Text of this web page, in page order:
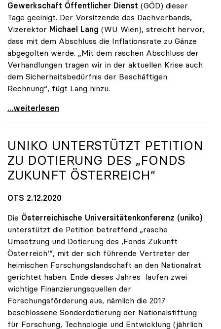
Gewerkschaft Öffentlicher Dienst (GÖD) dieser
Tage geeinigt. Der Vorsitzende des Dachverbands,
Vizerektor Michael Lang (WU Wien), streicht hervor,
dass mit dem Abschluss die Inflationsrate zu Gänze
abgegolten werde. „Mit dem raschen Abschluss der
Verhandlungen tragen wir in der aktuellen Krise auch
dem Sicherheitsbedürfnis der Beschäftigen
Rechnung“, fügt Lang hinzu.
KV-Verhandlungen: Gehälter steigen um 1,45 Prozent
...weiterlesen
UNIKO UNTERSTÜTZT PETITION
ZU DOTIERUNG DES „FONDS
ZUKUNFT ÖSTERREICH“
OTS 2.12.2020
Die Österreichische Universitätenkonferenz (uniko)
unterstützt die Petition betreffend „rasche
Umsetzung und Dotierung des ,Fonds Zukunft
Österreich‘“, mit der sich führende Vertreter der
heimischen Forschungslandschaft an den Nationalrat
gerichtet haben. Ende dieses Jahres laufen zwei
wichtige Finanzierungsquellen der
Forschungsförderung aus, nämlich die 2017
beschlossene Sonderdotierung der Nationalstiftung
für Forschung, Technologie und Entwicklung (jährlich